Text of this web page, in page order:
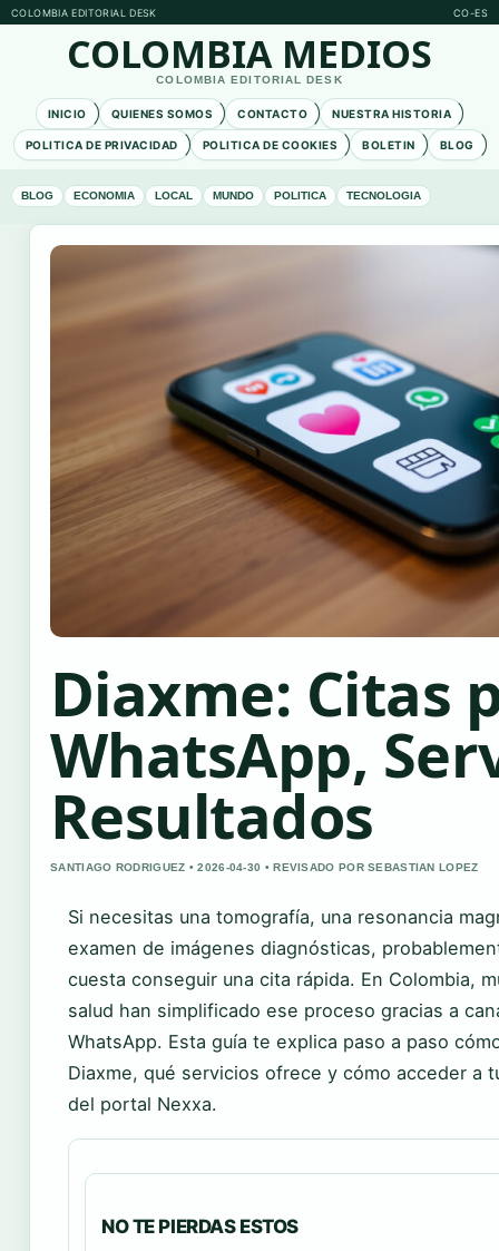
COLOMBIA EDITORIAL DESK CO-ES
COLOMBIA MEDIOS
COLOMBIA EDITORIAL DESK
INICIO QUIENES SOMOS CONTACTO NUESTRA HISTORIA
POLITICA DE PRIVACIDAD POLITICA DE COOKIES BOLETIN BLOG
BLOG ECONOMIA LOCAL MUNDO POLITICA TECNOLOGIA
Diaxme: Citas
WhatsApp,
Resultados
SANTIAGO RODRIGUEZ • 2026-04-30 • REVISADO POR SEBASTIAN LOPEZ
Si necesitas una tomografía, una resonancia
examen de imágenes diagnósticas,
cuesta conseguir una cita rápida. En Colombia,
salud han simplificado ese proceso gracias a
WhatsApp. Esta guía te explica paso a paso
Diaxme, qué servicios ofrece y cómo acceder a
del portal Nexxa.
NO TE PIERDAS ESTOS